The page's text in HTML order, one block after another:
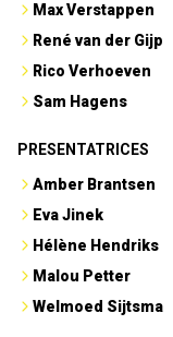
Max Verstappen
René van der Gijp
Rico Verhoeven
Sam Hagens
PRESENTATRICES
Amber Brantsen
Eva Jinek
Hélène Hendriks
Malou Petter
Welmoed Sijtsma